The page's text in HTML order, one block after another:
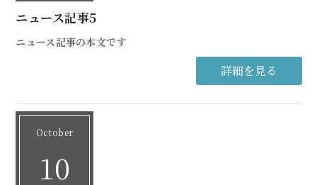
ニュース記事5
ニュース記事の本文です
詳細を見る
October
10